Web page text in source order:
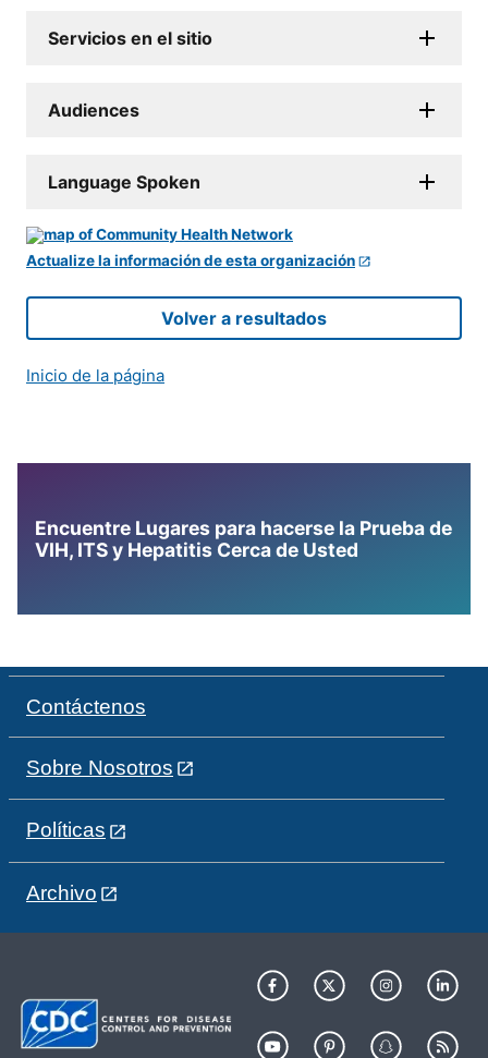
Servicios en el sitio
Audiences
Language Spoken
Actualize la información de esta organización
Volver a resultados
Inicio de la página
Encuentre Lugares para hacerse la Prueba de
VIH, ITS y Hepatitis Cerca de Usted
Contáctenos
Sobre Nosotros
Políticas
Archivo